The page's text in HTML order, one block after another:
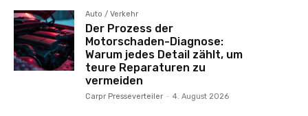
Auto / Verkehr
Der Prozess der
Motorschaden-Diagnose:
Warum jedes Detail zählt, um
teure Reparaturen zu
vermeiden
Carpr Presseverteiler - 4. August 2026